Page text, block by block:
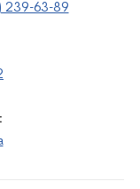
239-63-89